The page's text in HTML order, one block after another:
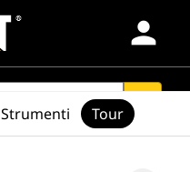
person
search
Strumenti Tour